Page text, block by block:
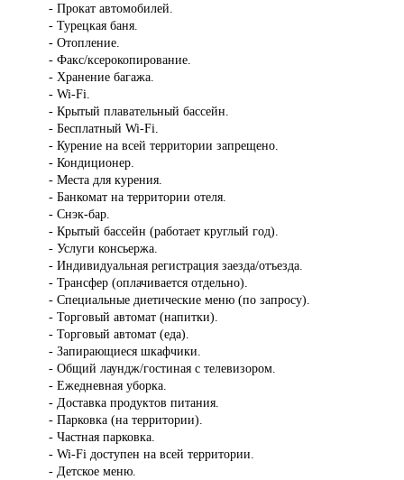
- Прокат автомобилей.
- Турецкая баня.
- Отопление.
- Факс/ксерокопирование.
- Хранение багажа.
- Wi-Fi.
- Крытый плавательный бассейн.
- Бесплатный Wi-Fi.
- Курение на всей территории запрещено.
- Кондиционер.
- Места для курения.
- Банкомат на территории отеля.
- Снэк-бар.
- Крытый бассейн (работает круглый год).
- Услуги консьержа.
- Индивидуальная регистрация заезда/отъезда.
- Трансфер (оплачивается отдельно).
- Специальные диетические меню (по запросу).
- Торговый автомат (напитки).
- Торговый автомат (еда).
- Запирающиеся шкафчики.
- Общий лаундж/гостиная с телевизором.
- Ежедневная уборка.
- Доставка продуктов питания.
- Парковка (на территории).
- Частная парковка.
- Wi-Fi доступен на всей территории.
- Детское меню.